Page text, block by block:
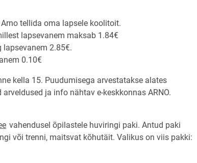
tellida oma lapsele koolitoit.
lapsevanem maksab 1.84€
2.85€.
0.10€
kella 15. Puudumisega arvestatakse alates
ja info nähtav e-keskkonnas ARNO.
vahendusel õpilastele huviringi paki. Antud paki
või trenni, maitsvat kõhutäit. Valikus on viis pakki: